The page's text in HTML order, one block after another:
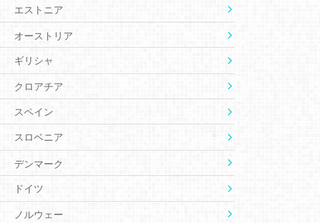
エストニア
オーストリア
ギリシャ
クロアチア
スペイン
スロベニア
デンマーク
ドイツ
ノルウェー